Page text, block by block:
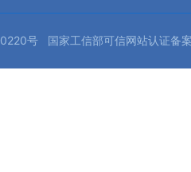
号 国家工信部可信网站认证备